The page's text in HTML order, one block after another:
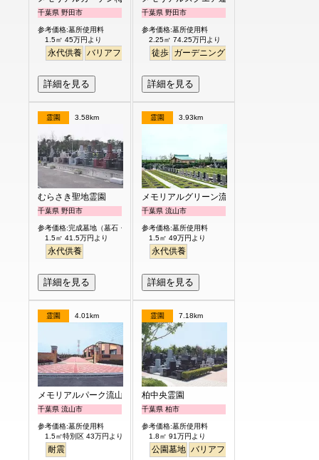
千葉県 野田市
参考価格:墓所使用料
1.5㎡ 45万円より
永代供養 バリアフリー ペット
詳細を見る
千葉県 野田市
参考価格:墓所使用料
2.25㎡ 74.25万円より
徒歩 ガーデニング
詳細を見る
霊園 3.58km
むらさき聖地霊園
千葉県 野田市
参考価格:完成墓地（墓石・外柵付）
1.5㎡ 41.5万円より
永代供養
詳細を見る
霊園 3.93km
メモリアルグリーン流山聖地
千葉県 流山市
参考価格:墓所使用料
1.5㎡ 49万円より
永代供養
詳細を見る
霊園 4.01km
メモリアルパーク流山聖地
千葉県 流山市
参考価格:墓所使用料
1.5㎡特別区 43万円より
耐震
霊園 7.18km
柏中央霊園
千葉県 柏市
参考価格:墓所使用料
1.8㎡ 91万円より
公園墓地 バリアフリー